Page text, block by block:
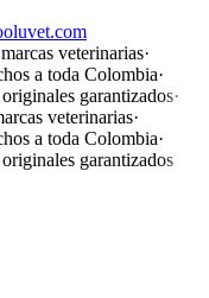
veterinarias·
a toda Colombia·
garantizados·
veterinarias·
a toda Colombia·
garantizados